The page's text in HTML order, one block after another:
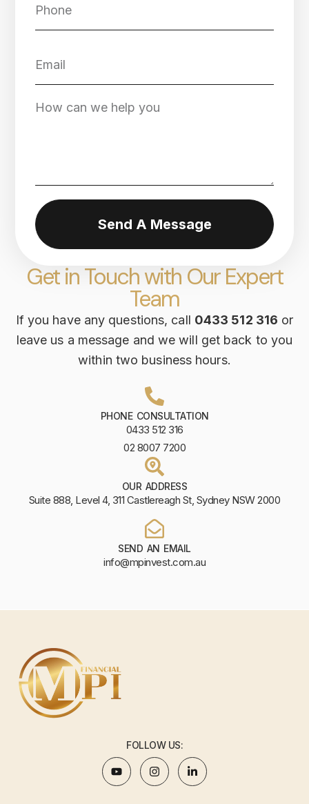
Get in Touch with Our Expert
Team
If you have any questions, call 0433 512 316 or
leave us a message and we will get back to you
within two business hours.
PHONE CONSULTATION
0433 512 316
02 8007 7200
OUR ADDRESS
Suite 888, Level 4, 311 Castlereagh St, Sydney NSW 2000
SEND AN EMAIL
info@mpinvest.com.au
Send A Message
FOLLOW US: